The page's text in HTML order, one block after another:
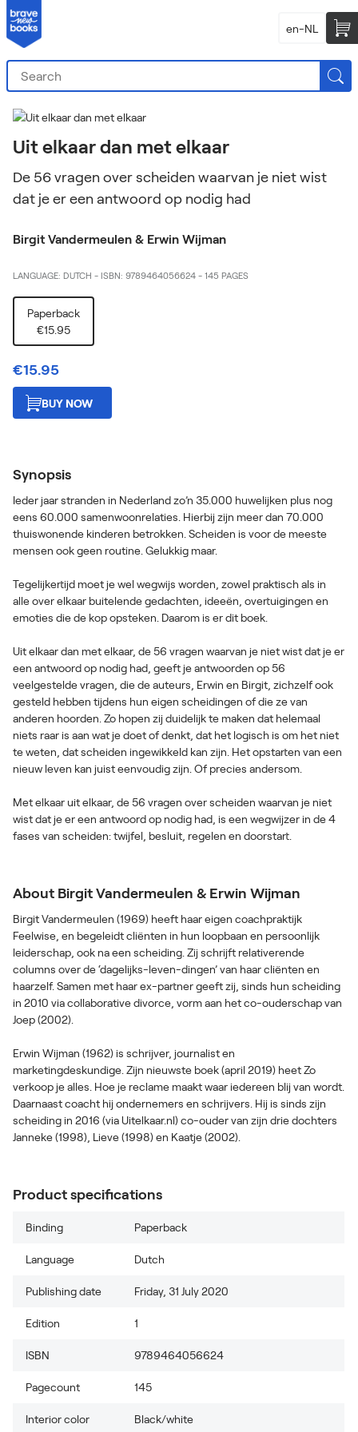
en-NL
Uit elkaar dan met elkaar
De 56 vragen over scheiden waarvan je niet wist
dat je er een antwoord op nodig had
Birgit Vandermeulen & Erwin Wijman
LANGUAGE: DUTCH - ISBN: 9789464056624 - 145 PAGES
Paperback
€15.95
€15.95
BUY NOW
Synopsis
Ieder jaar stranden in Nederland zo’n 35.000 huwelijken plus nog
eens 60.000 samenwoonrelaties. Hierbij zijn meer dan 70.000
thuiswonende kinderen betrokken. Scheiden is voor de meeste
mensen ook geen routine. Gelukkig maar.
Tegelijkertijd moet je wel wegwijs worden, zowel praktisch als in
alle over elkaar buitelende gedachten, ideeën, overtuigingen en
emoties die de kop opsteken. Daarom is er dit boek.
Uit elkaar dan met elkaar, de 56 vragen waarvan je niet wist dat je er
een antwoord op nodig had, geeft je antwoorden op 56
veelgestelde vragen, die de auteurs, Erwin en Birgit, zichzelf ook
gesteld hebben tijdens hun eigen scheidingen of die ze van
anderen hoorden. Zo hopen zij duidelijk te maken dat helemaal
niets raar is aan wat je doet of denkt, dat het logisch is om het niet
te weten, dat scheiden ingewikkeld kan zijn. Het opstarten van een
nieuw leven kan juist eenvoudig zijn. Of precies andersom.
Met elkaar uit elkaar, de 56 vragen over scheiden waarvan je niet
wist dat je er een antwoord op nodig had, is een wegwijzer in de 4
About Birgit Vandermeulen & Erwin Wijman
Birgit Vandermeulen (1969) heeft haar eigen coachpraktijk
Feelwise, en begeleidt cliënten in hun loopbaan en persoonlijk
leiderschap, ook na een scheiding. Zij schrijft relativerende
columns over de ‘dagelijks-leven-dingen’ van haar cliënten en
haarzelf. Samen met haar ex-partner geeft zij, sinds hun scheiding
in 2010 via collaborative divorce, vorm aan het co-ouderschap van
Joep (2002).
Erwin Wijman (1962) is schrijver, journalist en
marketingdeskundige. Zijn nieuwste boek (april 2019) heet Zo
verkoop je alles. Hoe je reclame maakt waar iedereen blij van wordt.
Daarnaast coacht hij ondernemers en schrijvers. Hij is sinds zijn
scheiding in 2016 (via Uitelkaar.nl) co-ouder van zijn drie dochters
Janneke (1998), Lieve (1998) en Kaatje (2002).
Product specifications
Binding Paperback
Language Dutch
Publishing date Friday, 31 July 2020
Edition 1
ISBN 9789464056624
Pagecount 145
Interior color Black/white